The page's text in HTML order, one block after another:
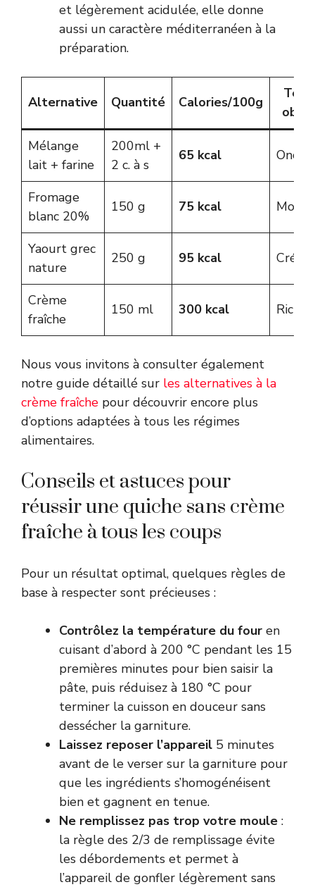
et légèrement acidulée, elle donne
aussi un caractère méditerranéen à la
préparation.
Alternative Quantité Calories/100g
Mélange
lait + farine
200ml +
2 c. à s
65 kcal
Fromage
blanc 20%
150 g 75 kcal
Yaourt grec
nature
250 g 95 kcal
Crème
fraîche
150 ml 300 kcal Riche
Nous vous invitons à consulter également
notre guide détaillé sur les alternatives à la
crème fraîche pour découvrir encore plus
d’options adaptées à tous les régimes
alimentaires.
Conseils et astuces pour
réussir une quiche sans crème
fraîche à tous les coups
Pour un résultat optimal, quelques règles de
base à respecter sont précieuses :
Contrôlez la température du four en
cuisant d’abord à 200 °C pendant les 15
premières minutes pour bien saisir la
pâte, puis réduisez à 180 °C pour
terminer la cuisson en douceur sans
dessécher la garniture.
Laissez reposer l’appareil 5 minutes
avant de le verser sur la garniture pour
que les ingrédients s’homogénéisent
bien et gagnent en tenue.
Ne remplissez pas trop votre moule :
la règle des 2/3 de remplissage évite
les débordements et permet à
l’appareil de gonfler légèrement sans